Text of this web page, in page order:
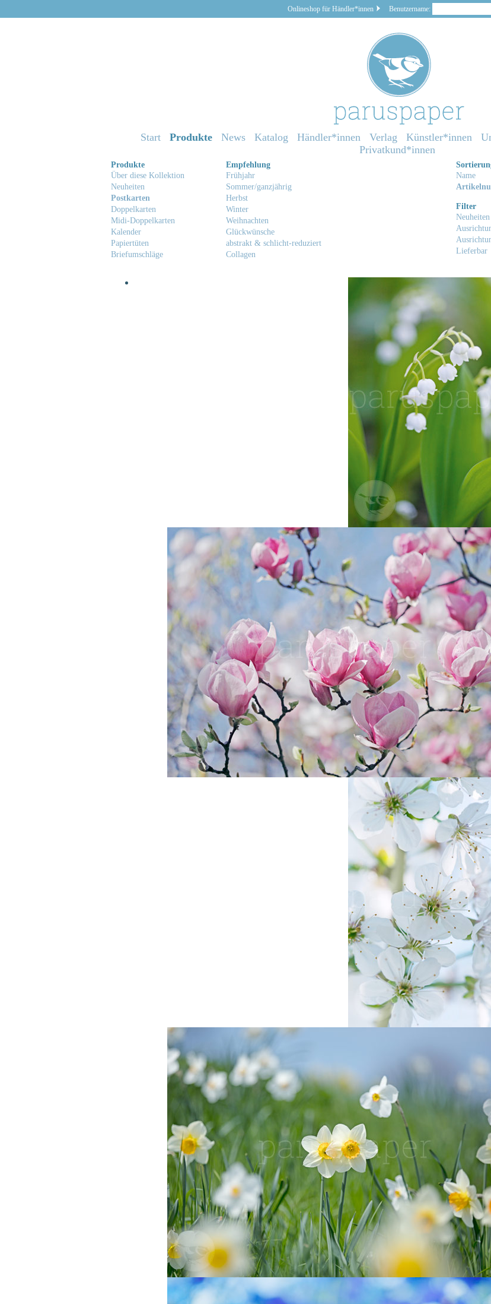
Onlineshop für Händler*innen Benutzername:
Start Produkte News Katalog Händler*innen Verlag Künstler*innen
Privatkund*innen
Produkte
Über diese Kollektion
Neuheiten
Postkarten
Doppelkarten
Midi-Doppelkarten
Kalender
Papiertüten
Briefumschläge
Empfehlung
Frühjahr
Sommer/ganzjährig
Herbst
Winter
Weihnachten
Glückwünsche
abstrakt & schlicht-reduziert
Collagen
Name
Filter
Neuheiten
Lieferbar